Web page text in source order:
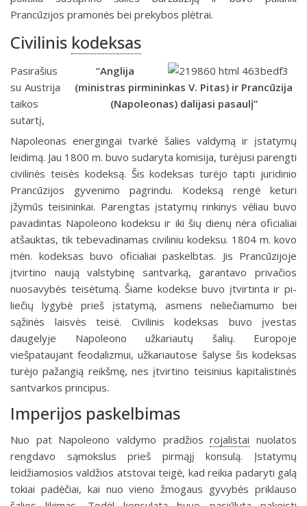
Prancūzijos pra­monės bei prekybos plėtrai.
Civilinis kodeksas
“Anglija
(ministras pirmininkas V. Pitas) ir Prancūzija
(Napoleonas) dalijasi pasaulį”
Pasirašius
su Austrija
taikos
sutartį,
Napoleonas energingai tvarkė šalies valdy­mą ir įstatymų
leidimą. Jau 1800 m. buvo sudaryta komisija, turėjusi parengti
civilinės teisės kodeksą. Šis kodeksas turėjo tapti juridinio
Prancūzijos gyveni­mo pagrindu. Kodeksą rengė keturi
įžymūs teisininkai. Parengtas įstatymų rin­kinys vėliau buvo
pavadintas Napoleono kodeksu ir iki šių dienų nėra oficialiai
atšauktas, tik tebevadinamas civiliniu kodeksu. 1804 m. kovo
mėn. kodeksas buvo oficialiai paskelbtas. Jis Prancūzijoje
įtvirtino naują valstybinę santvarką, garantavo privačios
nuosavybės teisėtumą. Šiame kodekse buvo įtvirtinta ir pi­
liečių lygybė prieš įstatymą, asmens neliečiamumo bei
sąžinės laisvės teisė. Ci­vilinis kodeksas buvo įvestas
daugelyje Napoleono užkariautų šalių. Europoje
viešpataujant feodalizmui, užkariautose šalyse šis kodeksas
turėjo pažangią reikšmę, nes įtvirtino teisinius kapitalistinės
santvarkos principus.
Imperijos paskelbimas
Nuo pat Napoleono valdymo pradžiosrojalistai nuolatos
rengdavo sąmokslus prieš pirmąjį konsulą. Įstatymų
leidžiamosios valdžios atstovai teigė, kad reikia padaryti galą
tokiai padėčiai, kai nuo vieno žmogaus gyvybės priklauso